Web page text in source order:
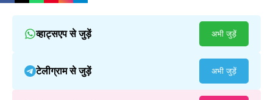
व्हाट्सएप से जुड़ें अभी जुड़ें
टेलीग्राम से जुड़ें अभी जुड़ें